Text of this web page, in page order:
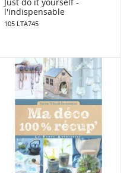
l'indispensable
105 LTA745